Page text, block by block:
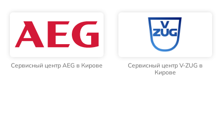
Сервисный центр AEG в Кирове
Сервисный центр V-ZUG в
Кирове